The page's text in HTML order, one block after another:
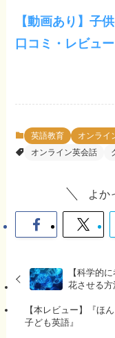
【動画あり】子
口コミ・レビュ
英語教育
オンライ
オンライン英会話
よか
【科学的
花させる方
【本レビュー】『ほ
子ども英語』